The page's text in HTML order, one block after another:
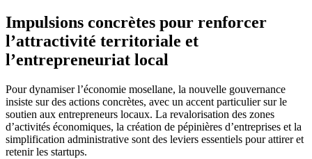
Impulsions concrètes pour renforcer
l’attractivité territoriale et
l’entrepreneuriat local
Pour dynamiser l’économie mosellane, la nouvelle gouvernance
insiste sur des actions concrètes, avec un accent particulier sur le
soutien aux entrepreneurs locaux. La revalorisation des zones
d’activités économiques, la création de pépinières d’entreprises et la
simplification administrative sont des leviers essentiels pour attirer et
retenir les startups.